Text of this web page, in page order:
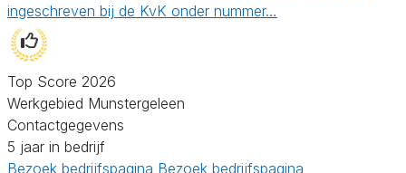
ingeschreven bij de KvK onder nummer…
Top Score 2026
Werkgebied Munstergeleen
Contactgegevens
5 jaar in bedrijf
Bezoek bedrijfspagina Bezoek bedrijfspagina